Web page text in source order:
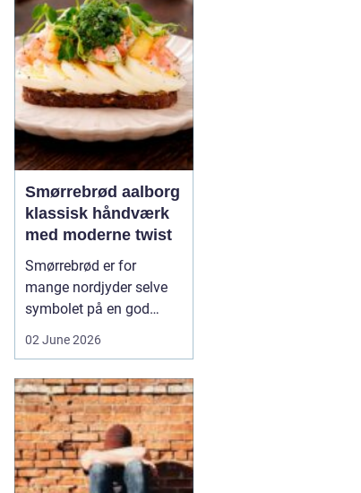
min...
Smørrebrød aalborg
klassisk håndværk
med moderne twist
Smørrebrød er for
mange nordjyder selve
symbolet på en god
der forener tradition og
nytænkning. Her spiller
gode råvarer, lokalt
håndværk og kreativ
anretning sammen, så
02 June 2026